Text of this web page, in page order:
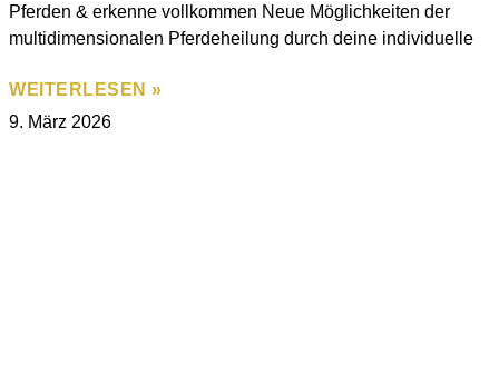
Pferden & erkenne vollkommen Neue Möglichkeiten der
multidimensionalen Pferdeheilung durch deine individuelle
WEITERLESEN »
9. März 2026